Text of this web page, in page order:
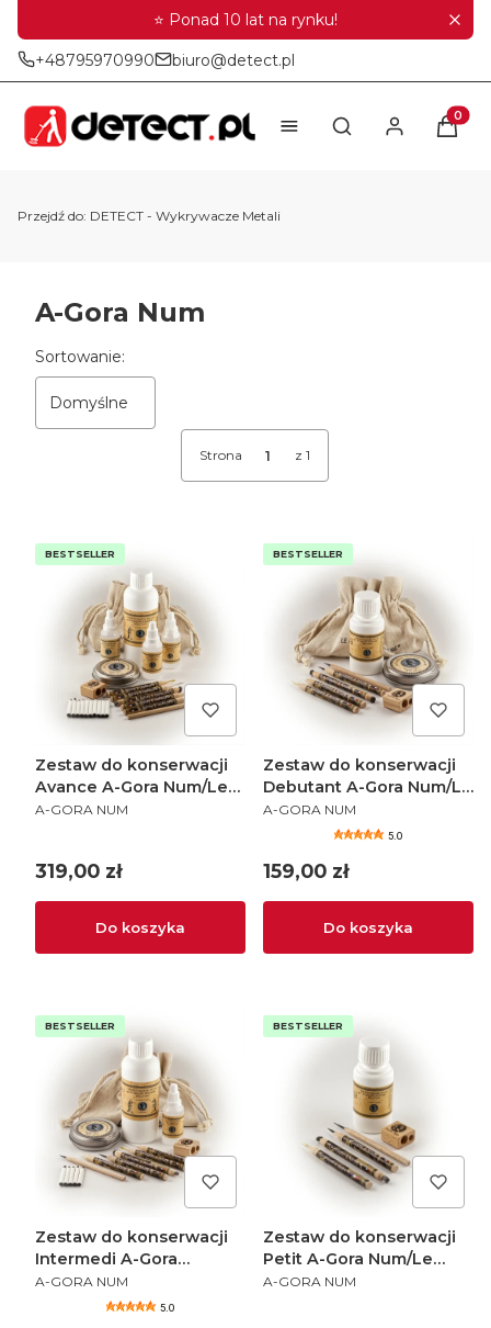
⭐ Ponad 10 lat na rynku!
+48795970990 biuro@detect.pl
Otwórz
Przejdź do: DETECT - Wykrywacze Metali
A-Gora Num
Lista produktów
Sortowanie:
Domyślne
Strona z 1
BESTSELLER
Zestaw do konserwacji
Avance A-Gora Num/Le
Crayon a Andre
PRODUCENT
A-GORA NUM
Cena
319,00 zł
Do koszyka
BESTSELLER
Zestaw do konserwacji
Debutant A-Gora Num/Le
Crayon a Andre
PRODUCENT
A-GORA NUM
5.0
Cena
159,00 zł
Do koszyka
BESTSELLER
Zestaw do konserwacji
Intermedi A-Gora
Num/Le Crayon a Andre
PRODUCENT
A-GORA NUM
5.0
BESTSELLER
Zestaw do konserwacji
Petit A-Gora Num/Le
Crayon a Andre
PRODUCENT
A-GORA NUM